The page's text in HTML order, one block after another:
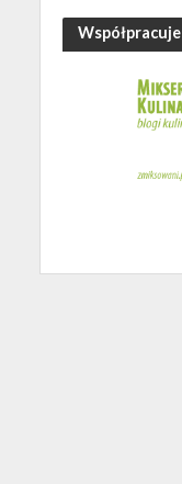
Współpracuje